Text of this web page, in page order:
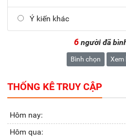
Ý kiến khác
6 người đã
Bình chọn Xem
THỐNG KÊ TRUY CẬP
Hôm nay:
Hôm qua: